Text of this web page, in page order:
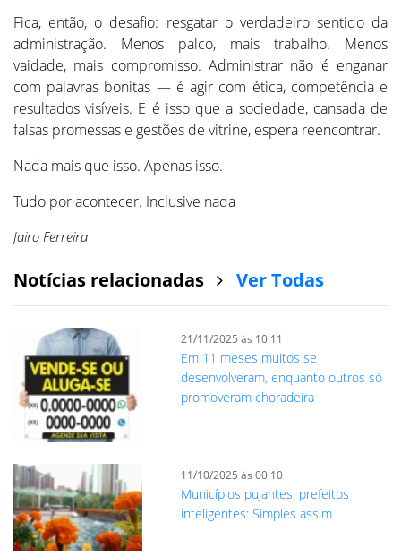
Fica, então, o desafio: resgatar o verdadeiro sentido da
administração. Menos palco, mais trabalho. Menos
vaidade, mais compromisso. Administrar não é enganar
com palavras bonitas — é agir com ética, competência e
resultados visíveis. E é isso que a sociedade, cansada de
falsas promessas e gestões de vitrine, espera reencontrar.
Nada mais que isso. Apenas isso.
Tudo por acontecer. Inclusive nada
Jairo Ferreira
Notícias relacionadas Ver Todas
21/11/2025 às 10:11
Em 11 meses muitos se
desenvolveram, enquanto outros só
promoveram choradeira
11/10/2025 às 00:10
Municípios pujantes, prefeitos
inteligentes: Simples assim